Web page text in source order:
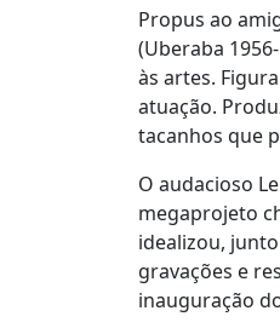
Propus ao
(Uberaba
às artes.
atuação.
tacanhos que
O audacioso
megaprojeto
idealizou,
gravações e
inauguração